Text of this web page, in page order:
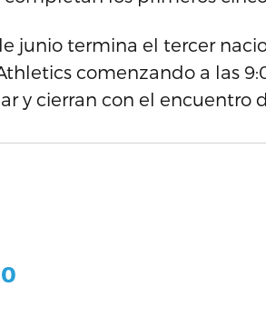
junio termina el tercer
comenzando a las
y cierran con el encuentro
0